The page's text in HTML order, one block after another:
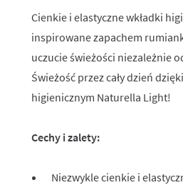
Cienkie i elastyczne wkładki
inspirowane zapachem
uczucie świeżości niezależnie
Świeżość przez cały dzień
higienicznym Naturella Light!
Cechy i zalety:
Niezwykle cienkie i